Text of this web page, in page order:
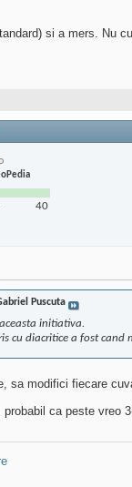
si a mers. Nu
40
Puscuta
initiativa.
cu diacritice a fost
sa modifici fiecare
ca peste vreo